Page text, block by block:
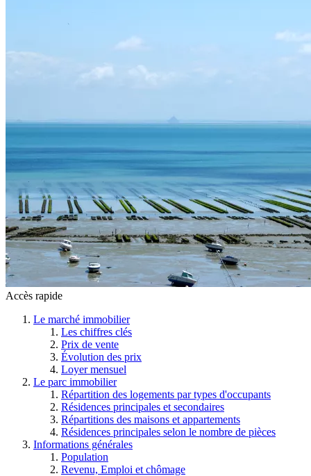
Accès rapide
Le marché immobilier
Les chiffres clés
Prix de vente
Évolution des prix
Loyer mensuel
Le parc immobilier
Répartition des logements par types d'occupants
Résidences principales et secondaires
Répartitions des maisons et appartements
Résidences principales selon le nombre de pièces
Informations générales
Population
Revenu, Emploi et chômage